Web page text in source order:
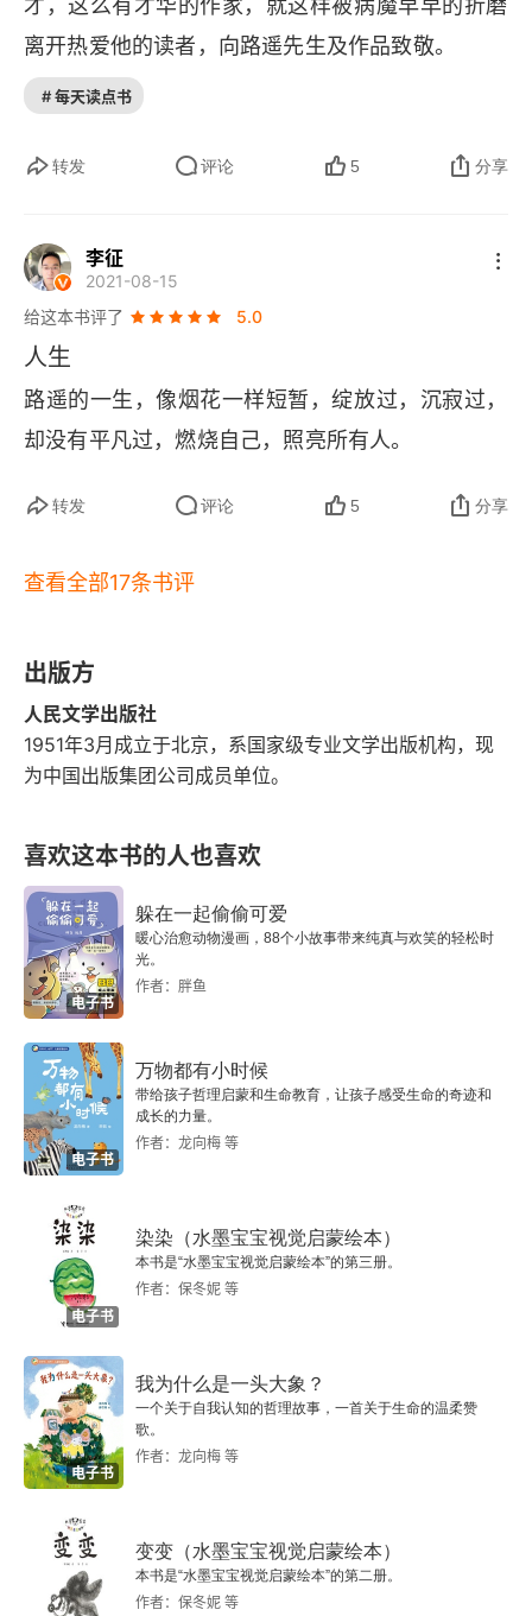
1982年
生活在广场中
第8章 抒写诗与史（上）
三年的读书与体验
长安只在马蹄下
人逢喜事精神爽
进山创作
发表一波三折
迎风而立
去西德
身体累垮了
第10章 抒写诗与史（下）
榆林求医
第三次攻坚战
心中的春天
最后的冲锋
第11章 轻舟虽过万重山
身体又亮红灯
为稻粱谋
欲说不能的婚姻问题
准备第三段创作
第12章 《平凡的世界》新里程
登上中国文学的最高领奖台
掌声过后
怜；贫富地位如天壤之别的温暖热烈，却以阴阳之
隔而让人荡气回肠，真是欲哭无泪。最后走向的是
姑娘的罗曼蒂克的感情的时候，联想起人生的种种
冲动，一种纯自然的爱，盘踞着灵魂，八年。人不
是就应活在自己的意象中，但你能不为这样的痴情
而感动，而落泪？当，心中如期而遇的感情来到
时，是用世俗的眼光打量？是用市侩的天平称量？
以为是神经病的歌的时候，不要去怀疑金波的傻，
意，憧憬。愿那份完美，永伴一生。　　当田晓霞
边秀丽的星星的陨落，为什么如此完美，如此真诚
善良的田晓霞，人生的脚步却如此匆匆。完美的一
切，不定会长远，人生失望的环节，痛苦的片段，
感受世事无常，感受天灾人祸，只要不倒下，昂首
吧，继续自己的路。　　时代的烙印，渗透其中，
更增加了文章的现实好处，在特定环境下的思维，
呈现着反反复复的，不停地锤炼着人格，信仰。感
受时代的进步，感受人的成长。　　田润叶，多年
前，这样的女人很多，这是我们善良民族的体现，
是一种挣脱，尽管无谓，尽管折磨，但为了心中的
勇敢的找寻自己的幸福，不管世俗。但人是现实
的，不可能生活在真空之中，为了亲情，惟有舍掉
自己。当李向前腿残废之后，却毅然担当起职责，
不仅仅仅是同情，是一种悔过，是一种成熟，是一
种对生命的职责。　　孙少安，成长于苦海，精明
却懦弱，其实用懦弱，苛刻了点，只是家的职责，
对爱的天平的砝码，缺乏一种价值观念，要走出那
样的特定的世界，不融入无奈，真的很难。　　里
面的人物，都鲜明着自己的性格，浓缩了很多很
多，客观的看待，领略路遥先生的意境，在自己的
才，这么有才华的作家，就这样被病魔早早的折磨
离开热爱他的读者，向路遥先生及作品致敬。
# 每天读点书
转发 评论 5 分享
李征
2021-08-15
给这本书评了
5.0
人生
路遥的一生，像烟花一样短暂，绽放过，沉寂过，
却没有平凡过，燃烧自己，照亮所有人。
转发 评论 5 分享
查看全部17条书评
出版方
人民文学出版社
1951年3月成立于北京，系国家级专业文学出版机构，现
为中国出版集团公司成员单位。
喜欢这本书的人也喜欢
电子书
躲在一起偷偷可爱
暖心治愈动物漫画，88个小故事带来纯真与欢笑的轻松时
光。
作者：胖鱼
电子书
万物都有小时候
带给孩子哲理启蒙和生命教育，让孩子感受生命的奇迹和
成长的力量。
作者：龙向梅 等
电子书
染染（水墨宝宝视觉启蒙绘本）
本书是“水墨宝宝视觉启蒙绘本”的第三册。
作者：保冬妮 等
电子书
我为什么是一头大象？
一个关于自我认知的哲理故事，一首关于生命的温柔赞
歌。
作者：龙向梅 等
变变（水墨宝宝视觉启蒙绘本）
本书是“水墨宝宝视觉启蒙绘本”的第二册。
作者：保冬妮 等